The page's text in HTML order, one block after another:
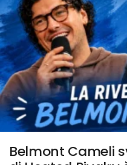
Belmont Cameli